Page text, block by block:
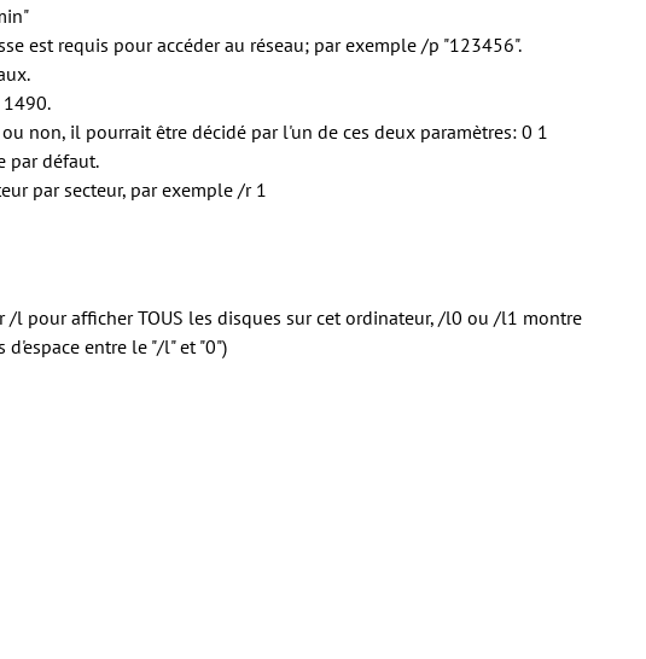
est requis pour accéder au réseau; par exemple /p "123456".
non, il pourrait être décidé par l'un de ces deux paramètres: 0 1
par défaut.
par secteur, par exemple /r 1
l pour afficher TOUS les disques sur cet ordinateur, /l0 ou /l1 montre
entre le "/l" et "0")